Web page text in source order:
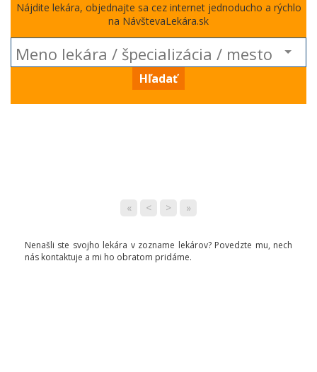
Nájdite lekára, objednajte sa cez internet jednoducho a rýchlo
na NávštevaLekára.sk
Hľadať
« < > »
Nenašli ste svojho lekára v zozname lekárov? Povedzte mu, nech
nás kontaktuje a mi ho obratom pridáme.